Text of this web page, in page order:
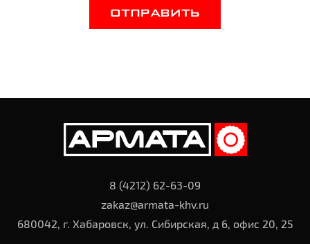
ОТПРАВИТЬ
8 (4212) 62-63-09
zakaz@armata-khv.ru
680042, г. Хабаровск, ул. Сибирская, д 6, офис 20, 25